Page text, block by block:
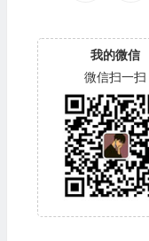
我的微信
微信扫一扫